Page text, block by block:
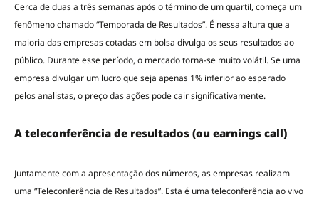
Cerca de duas a três semanas após o término de um quartil, começa um
fenômeno chamado “Temporada de Resultados”. É nessa altura que a
maioria das empresas cotadas em bolsa divulga os seus resultados ao
público. Durante esse período, o mercado torna-se muito volátil. Se uma
empresa divulgar um lucro que seja apenas 1% inferior ao esperado
pelos analistas, o preço das ações pode cair significativamente.
A teleconferência de resultados (ou earnings call)
Juntamente com a apresentação dos números, as empresas realizam
uma “Teleconferência de Resultados”. Esta é uma teleconferência ao vivo